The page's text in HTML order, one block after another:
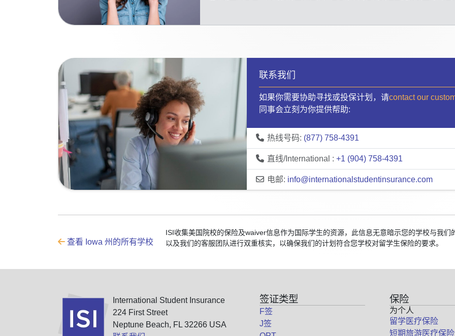
联系我们
如果你需要协助寻找或投保计划，请contact our
同事会立刻为你提供帮助:
热线号码: (877) 758-4391
直线/International : +1 (904) 758-4391
电邮: info@internationalstudentinsurance.com
查看 Iowa 州的所有学校
ISI收集美国院校的保险及waiver信息作为国际学生的资源，此信息无意暗示您的学校与我
以及我们的客服团队进行双重核实，以确保我们的计划符合您学校对留学生保险的要求。
International Student Insurance
224 First Street
Neptune Beach, FL 32266 USA
签证类型
F签
J签
保险
为个人
留学医疗保险
短期旅游医疗保险